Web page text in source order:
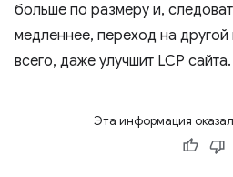
больше по размеру и,
медленнее, переход на другой
всего, даже улучшит LCP сайта.
Эта информация